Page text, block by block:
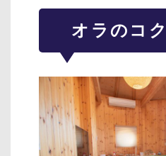
オラのコ